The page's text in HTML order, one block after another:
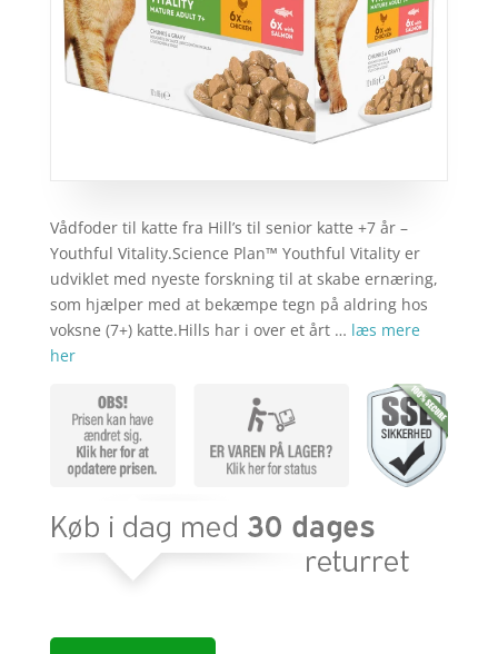
Vådfoder til katte fra Hill’s til senior katte +7 år –
Youthful Vitality.Science Plan™ Youthful Vitality er
udviklet med nyeste forskning til at skabe ernæring,
som hjælper med at bekæmpe tegn på aldring hos
voksne (7+) katte.Hills har i over et årt … læs mere
her